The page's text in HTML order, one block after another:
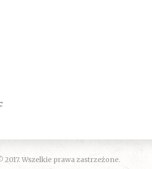
Wszelkie prawa zastrzeżone.